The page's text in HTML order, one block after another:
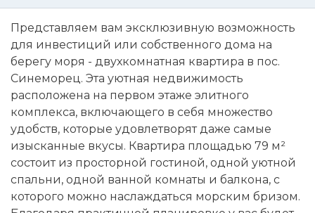
Представляем вам эксклюзивную возможность
для инвестиций или собственного дома на
берегу моря - двухкомнатная квартира в пос.
Синеморец. Эта уютная недвижимость
расположена на первом этаже элитного
комплекса, включающего в себя множество
удобств, которые удовлетворят даже самые
изысканные вкусы. Квартира площадью 79 м²
состоит из просторной гостиной, одной уютной
спальни, одной ванной комнаты и балкона, с
которого можно наслаждаться морским бризом.